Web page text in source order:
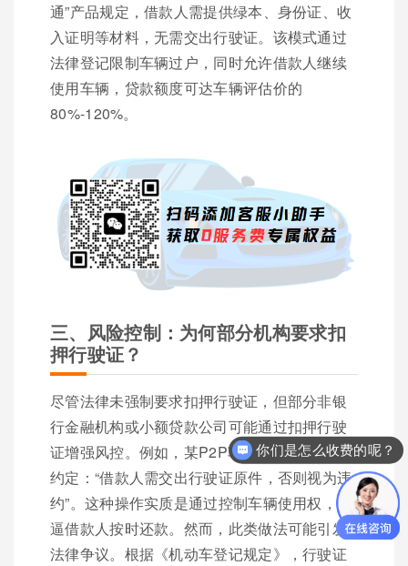
通”产品规定，借款人需提供绿本、身份证、收
入证明等材料，无需交出行驶证。该模式通过
法律登记限制车辆过户，同时允许借款人继续
使用车辆，贷款额度可达车辆评估价的
80%-120%。
三、风险控制：为何部分机构要求扣
押行驶证？
尽管法律未强制要求扣押行驶证，但部分非银
行金融机构或小额贷款公司可能通过扣押行驶
证增强风控。例如，某P2P车贷平台在合同中
约定：“借款人需交出行驶证原件，否则视为违
约”。这种操作实质是通过控制车辆使用权，倒
逼借款人按时还款。然而，此类做法可能引发
法律争议。根据《机动车登记规定》，行驶证
你们是怎么收费的呢？